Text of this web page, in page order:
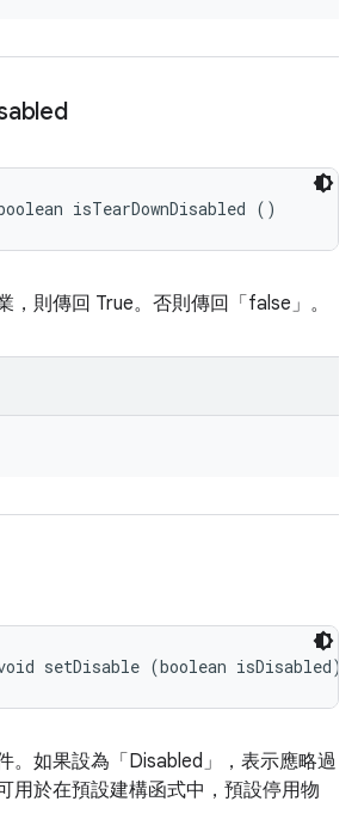
isTearDownDisabled ()
，則傳回 True。否則傳回「false」。
setDisable (boolean isDisabled)
。如果設為「Disabled」，表示應略過
用於在預設建構函式中，預設停用物